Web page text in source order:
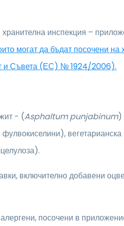
инспекция –
могат да бъдат посочени на
и Съвета (ЕС) № 1924/2006).
- (Asphaltum punjabinum)
вегетарианска
включително добавени
посочени в